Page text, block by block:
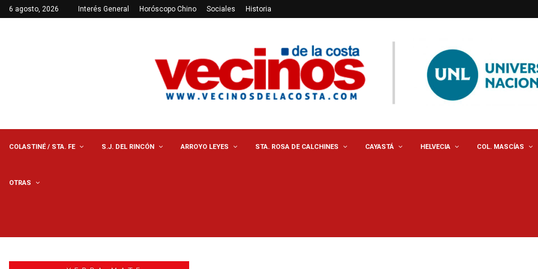
6 agosto, 2026 Interés General Horóscopo Chino Sociales Historia
COLASTINÉ / STA. FE S.J. DEL RINCÓN ARROYO LEYES STA. ROSA DE CALCHINES CAYASTÁ HELVECIA COL. MASCÍAS
OTRAS